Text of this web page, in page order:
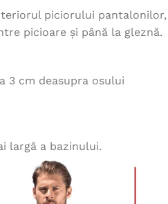
piciorului pantalonilor,
picioare și până la gleznă.
3 cm deasupra osului
largă a bazinului.